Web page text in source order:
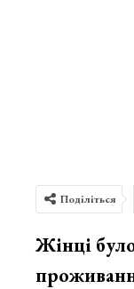
Поділіться
Жінці